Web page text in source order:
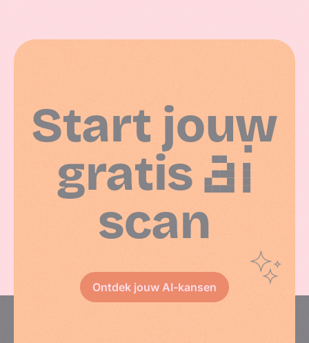
Start jouw
gratisAI
scan
Ontdek jouw AI-kansen